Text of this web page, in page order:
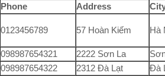
Phone Address
0123456789 57 Hoàn Kiếm Hà
098987654321 2222 Sơn La
098987654322 2312 Đà Lạt
Đà